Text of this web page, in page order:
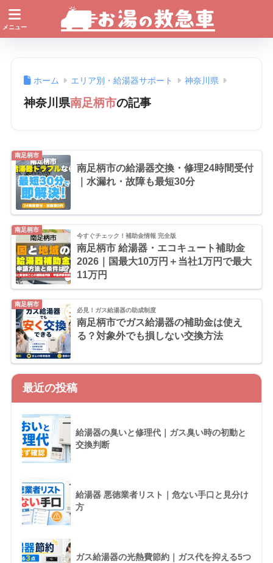
ホーム エリア別・給湯器サポート 神奈川県
神奈川県南足柄市の記事
南足柄市の給湯器交換・修理24時間受付
｜水漏れ・故障も最短30分
南足柄市
今すぐチェック！補助金情報 完全版
南足柄市 給湯器・エコキュート補助金
2026｜国最大10万円＋当社1万円で最大
11万円
南足柄市
必見！ガス給湯器の助成制度
南足柄市でガス給湯器の補助金は使え
る？対象外でも損しない交換方法
南足柄市
最近の投稿
給湯器の臭いと修理代｜ガス臭い時の初動と
交換判断
給湯器 悪徳業者リスト｜危ない手口と見分け
方
ガス給湯器の光熱費節約｜ガス代を抑える5つ